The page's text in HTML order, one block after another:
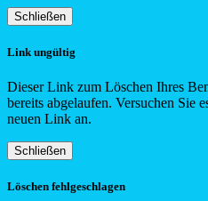
Schließen
Link ungültig
Dieser Link zum Löschen Ihres
bereits abgelaufen. Versuchen Sie
neuen Link an.
Schließen
Löschen fehlgeschlagen